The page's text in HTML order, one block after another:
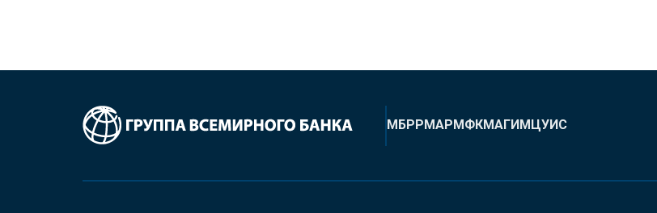
МБРРМАРМФКМАГИМЦУИС